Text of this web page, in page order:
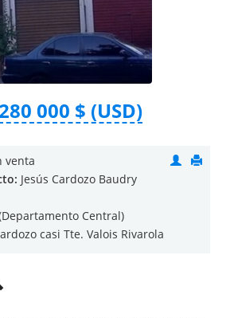
280 000 $ (USD)
venta
Jesús Cardozo Baudry
Central)
casi Tte. Valois Rivarola